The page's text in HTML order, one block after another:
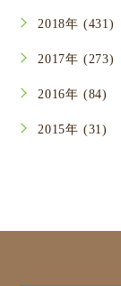
2018年 (431)
2017年 (273)
2016年 (84)
2015年 (31)